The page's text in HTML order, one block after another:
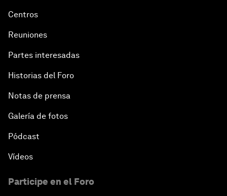
Centros
Reuniones
Partes interesadas
Historias del Foro
Notas de prensa
Galería de fotos
Pódcast
Vídeos
Participe en el Foro